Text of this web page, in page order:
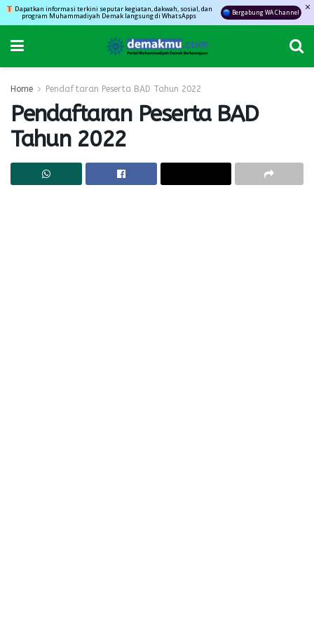
Dapatkan informasi terkini seputar kegiatan, dakwah, sosial, dan
program Muhammadiyah Demak langsung di WhatsApps Bergabung WA Channel
Home Pendaftaran Peserta BAD Tahun 2022
Pendaftaran Peserta BAD
Tahun 2022